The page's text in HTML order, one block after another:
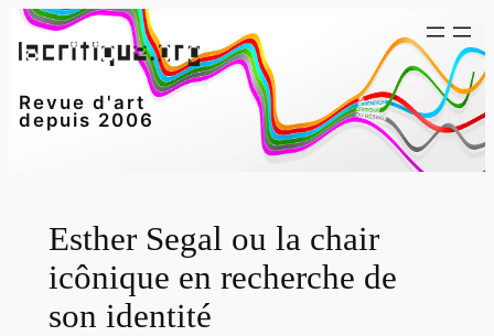
Aller
au
Revue d'art
depuis 2006
Esther Segal ou la chair
icônique en recherche de
son identité